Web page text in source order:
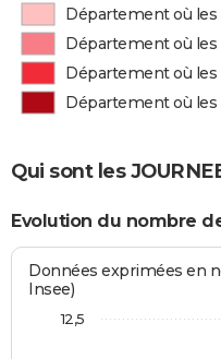
Département où les
Département où les
Département où
Département où
Qui sont les
Evolution du nombre
Données exprimées en
Insee)
12,5